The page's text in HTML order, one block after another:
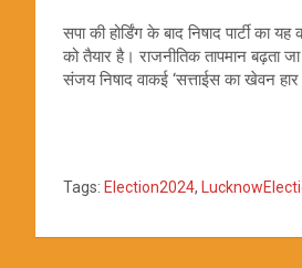
सपा की होर्डिंग के बाद निषाद पार्टी
को तैयार है। राजनीतिक तापमान बढ़ता
संजय निषाद वाकई ‘सत्ताईस का खेवन
Tags: Election2024,